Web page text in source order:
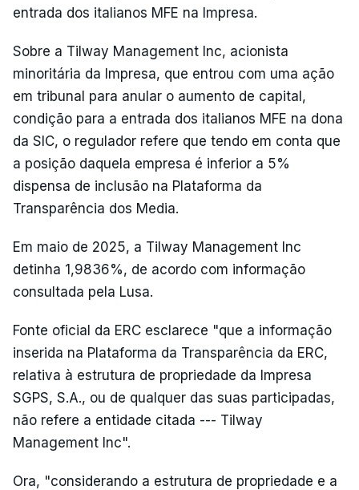
entrada dos italianos MFE na Impresa.
Sobre a Tilway Management Inc, acionista
minoritária da Impresa, que entrou com uma ação
em tribunal para anular o aumento de capital,
condição para a entrada dos italianos MFE na dona
da SIC, o regulador refere que tendo em conta que
a posição daquela empresa é inferior a 5%
dispensa de inclusão na Plataforma da
Transparência dos Media.
Em maio de 2025, a Tilway Management Inc
detinha 1,9836%, de acordo com informação
consultada pela Lusa.
Fonte oficial da ERC esclarece "que a informação
inserida na Plataforma da Transparência da ERC,
relativa à estrutura de propriedade da Impresa
SGPS, S.A., ou de qualquer das suas participadas,
não refere a entidade citada --- Tilway
Management Inc".
Ora, "considerando a estrutura de propriedade e a